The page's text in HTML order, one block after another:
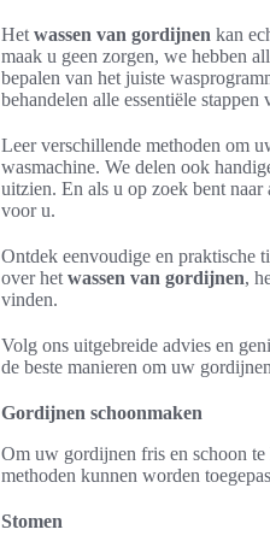
Het wassen van gordijnen kan
maak u geen zorgen, we hebben
bepalen van het juiste
behandelen alle essentiële
Leer verschillende methoden om
wasmachine. We delen ook
uitzien. En als u op zoek bent
voor u.
Ontdek eenvoudige en praktische
over het wassen van gordijnen,
vinden.
Volg ons uitgebreide advies en
de beste manieren om uw
Gordijnen schoonmaken
Om uw gordijnen fris en schoon
methoden kunnen worden
Stomen